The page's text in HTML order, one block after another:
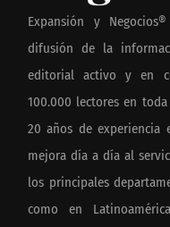
Expansión y
difusión de la
editorial activo y en
100.000 lectores en
20 años de experiencia
mejora día a día al
los principales
como en